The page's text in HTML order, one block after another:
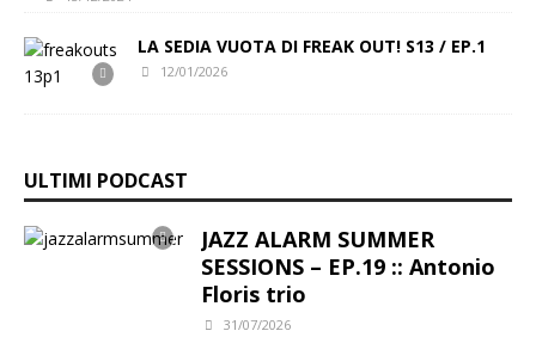
LA SEDIA VUOTA DI FREAK OUT! S13 / EP.1
12/01/2026
ULTIMI PODCAST
JAZZ ALARM SUMMER
SESSIONS – EP.19 :: Antonio
Floris trio
31/07/2026